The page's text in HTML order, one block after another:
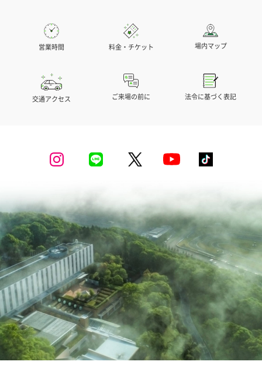
営業時間 料金・チケット 場内マップ
交通アクセス ご来場の前に 法令に基づく表記